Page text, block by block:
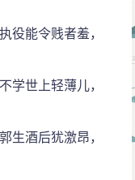
役能令贱者羞，
学世上轻薄儿，
生酒后犹激昂，